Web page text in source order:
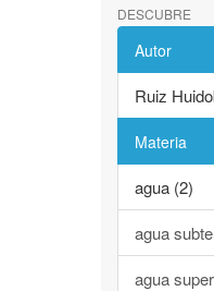
DESCUBRE
Autor
Ruiz
Materia
agua (2)
agua
agua